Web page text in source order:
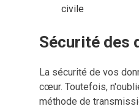
civile
Sécurité des
La sécurité de vos
cœur. Toutefois,
méthode de